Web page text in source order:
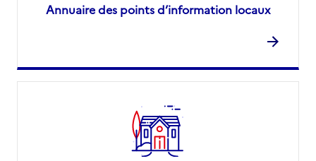
Annuaire des points d’information locaux